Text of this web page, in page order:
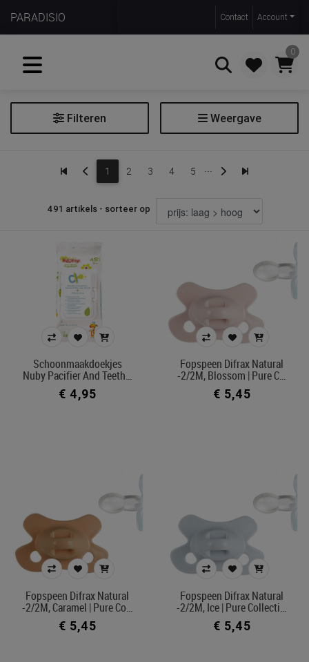
PARADISIO Contact Account
0
Zoeken
Filteren Weergave
Fopspeen toebehoren
Merk
Filters toepassen
1 2 3 4 5 ...
491 artikels - sorteer op
Schoonmaakdoekjes
Nuby Pacifier And Teeth…
€ 4,95
Fopspeen Difrax Natural
-2/2M, Blossom | Pure C…
€ 5,45
Fopspeen Difrax Natural
-2/2M, Caramel | Pure Co…
€ 5,45
Fopspeen Difrax Natural
-2/2M, Ice | Pure Collecti…
€ 5,45